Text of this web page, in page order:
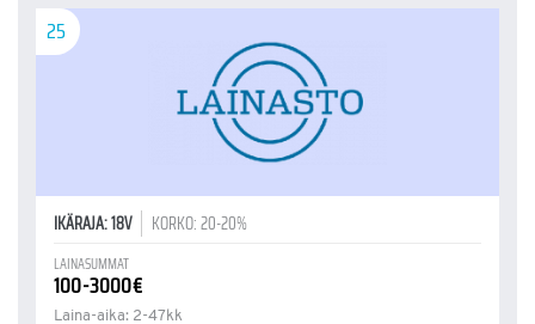
25
IKÄRAJA: 18V KORKO: 20-20%
LAINASUMMAT
100-3000€
Laina-aika: 2-47kk